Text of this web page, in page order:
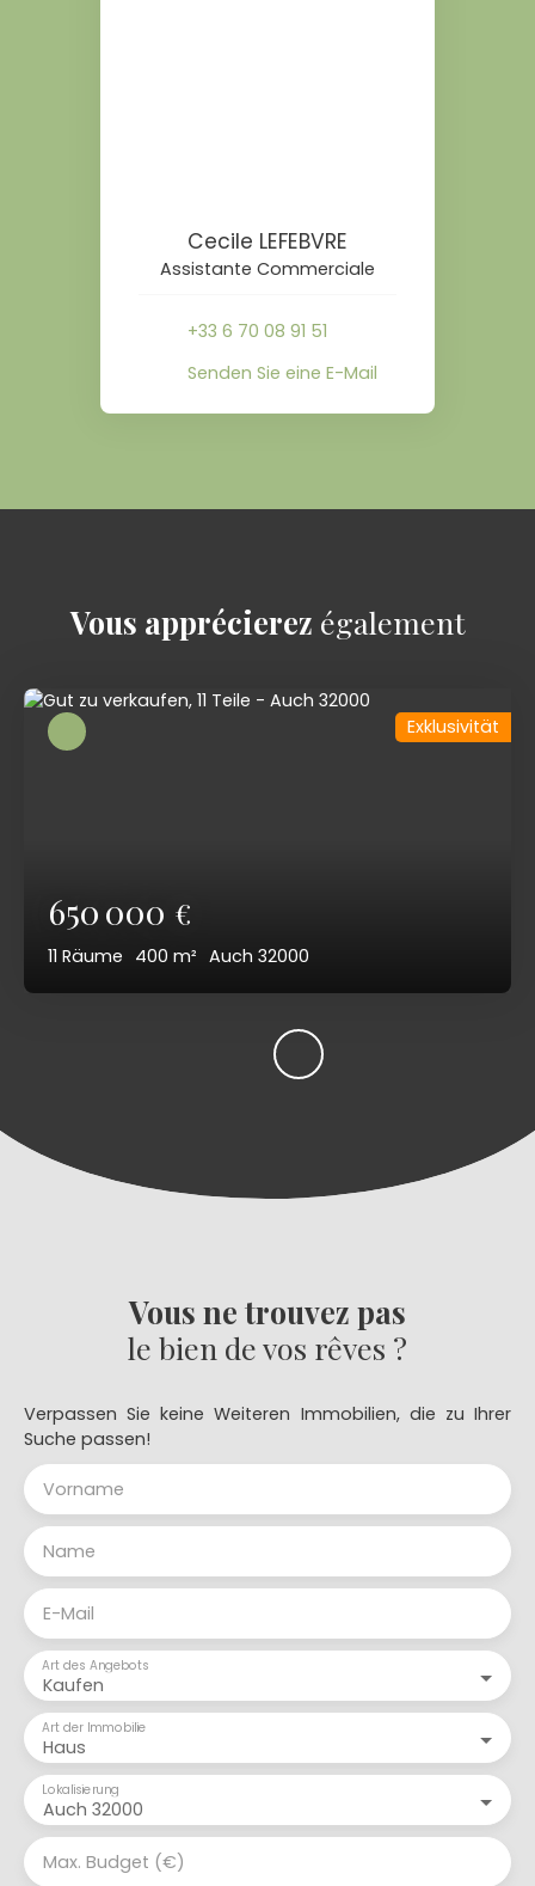
Cecile LEFEBVRE
Assistante Commerciale
+33 6 70 08 91 51
Senden Sie eine E-Mail
Vous apprécierez également
650 000 €
11 Räume 400 m² Auch 32000
Exklusivität
Vous ne trouvez pas
le bien de vos rêves ?
Verpassen Sie keine Weiteren Immobilien, die zu Ihrer
Suche passen!
Vorname
Name
E-Mail
Kaufen
Art des Angebots
Haus
Art der Immobilie
Auch 32000
Lokalisierung
Max. Budget (€)